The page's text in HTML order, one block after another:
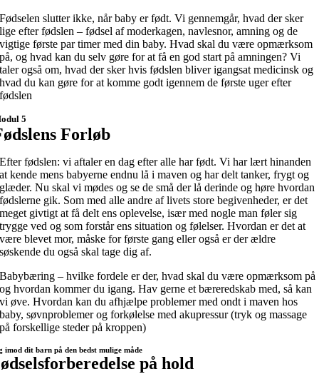
Fødselen slutter ikke, når baby er født. Vi gennemgår, hvad der sker
lige efter fødslen – fødsel af moderkagen, navlesnor, amning og de
vigtige første par timer med din baby. Hvad skal du være opmærksom
på, og hvad kan du selv gøre for at få en god start på amningen? Vi
taler også om, hvad der sker hvis fødslen bliver igangsat medicinsk og
hvad du kan gøre for at komme godt igennem de første uger efter
fødslen
5
Forløb
Efter fødslen: vi aftaler en dag efter alle har født. Vi har lært hinanden
at kende mens babyerne endnu lå i maven og har delt tanker, frygt og
glæder. Nu skal vi mødes og se de små der lå derinde og høre hvordan
fødslerne gik. Som med alle andre af livets store begivenheder, er det
meget givtigt at få delt ens oplevelse, især med nogle man føler sig
trygge ved og som forstår ens situation og følelser. Hvordan er det at
være blevet mor, måske for første gang eller også er der ældre
søskende du også skal tage dig af.
Babybæring – hvilke fordele er der, hvad skal du være opmærksom på
og hvordan kommer du igang. Hav gerne et bæreredskab med, så kan
vi øve. Hvordan kan du afhjælpe problemer med ondt i maven hos
baby, søvnproblemer og forkølelse med akupressur (tryk og massage
på forskellige steder på kroppen)
imod dit barn på den bedst mulige måde
på hold